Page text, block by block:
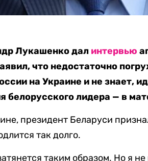
Лукашенко дал интервью
что недостаточно
на Украине и не знает,
белорусского лидера — в
президент Беларуси
так долго.
таким образом. Но я не